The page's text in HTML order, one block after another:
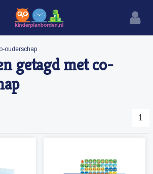
ouderschap
getagd met co-
1